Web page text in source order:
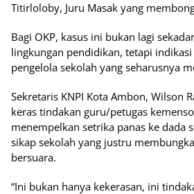
Titirloloby, Juru Masak yang
Bagi OKP, kasus ini bukan lagi
lingkungan pendidikan, tetapi
pengelola sekolah yang seharusnya
Sekretaris KNPI Kota Ambon, Wilson
keras tindakan guru/petugas
menempelkan setrika panas ke dada
sikap sekolah yang justru
bersuara.
“Ini bukan hanya kekerasan, ini